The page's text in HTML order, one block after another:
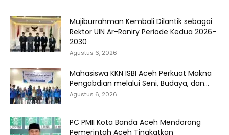
Mujiburrahman Kembali Dilantik sebagai
Rektor UIN Ar-Raniry Periode Kedua 2026–
2030
Agustus 6, 2026
Mahasiswa KKN ISBI Aceh Perkuat Makna
Pengabdian melalui Seni, Budaya, dan...
Agustus 6, 2026
PC PMII Kota Banda Aceh Mendorong
Pemerintah Aceh Tingkatkan